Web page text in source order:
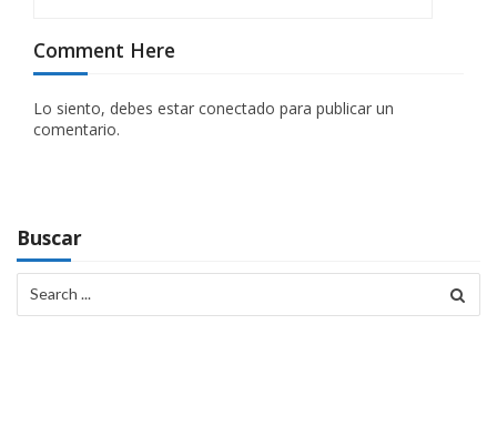
a
c
i
d
e
e
Comment Here
Lo siento, debes estar conectado para publicar un
comentario.
Buscar
for: